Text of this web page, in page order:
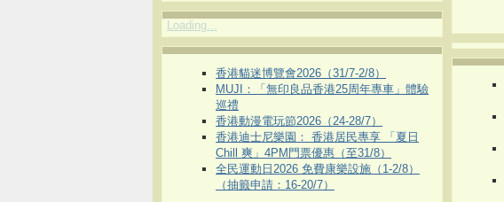
Loading...
香港貓迷博覽會2026（31/7-2/8）
MUJI：「無印良品香港25周年專車」體驗
巡禮
香港動漫電玩節2026（24-28/7）
香港迪士尼樂園： 香港居民專享 「夏日
Chill 爽」4PM門票優惠（至31/8）
全民運動日2026 免費康樂設施（1-2/8）
（抽籤申請：16-20/7）